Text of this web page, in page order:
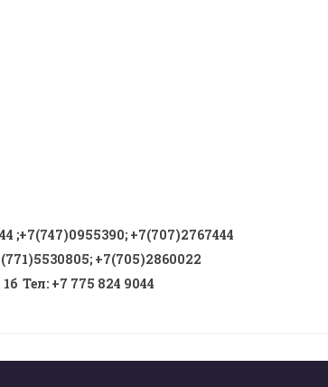
;+7(747)0955390; +7(707)2767444
; +7(705)2860022
Тел: +7 775 824 9044